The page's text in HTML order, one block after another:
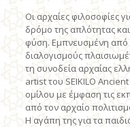
Οι αρχαίες φιλοσοφίες
δρόμο της απλότητας
φύση. Εμπνευσμένη από
διαλογισμούς
τη συνοδεία αρχαίας
artist του SEIKILO
ομίλου με έμφαση τις
από τον αρχαίο
Η αγάπη της για τα